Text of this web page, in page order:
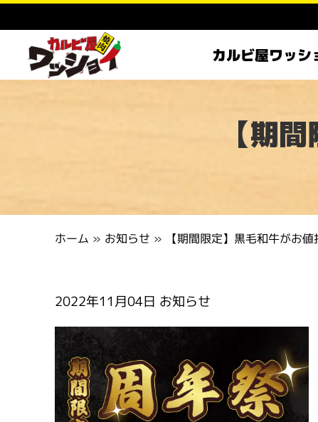
カルビ屋ワッシ
【期
ホーム » お知らせ » 【期間限定】黒毛和牛がお値
2022年11月04日 お知らせ